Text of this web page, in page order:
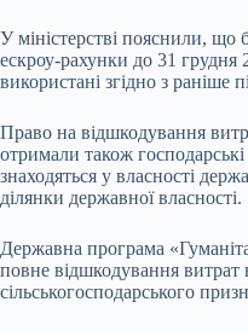
У міністерстві пояснили, що
ескроу-рахунки до 31 грудня
використані згідно з раніше
Право на відшкодування
отримали також
знаходяться у власності
ділянки державної власності.
Державна програма
повне відшкодування витрат
сільськогосподарського